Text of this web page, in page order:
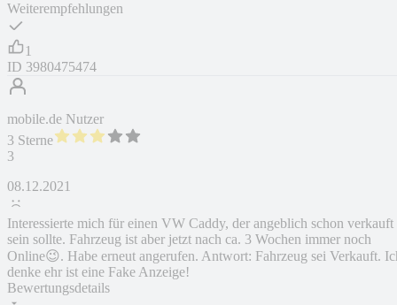
Weiterempfehlungen
1
ID 3980475474
mobile.de Nutzer
3 Sterne
3
08.12.2021
Interessierte mich für einen VW Caddy, der angeblich schon verkauft
sein sollte. Fahrzeug ist aber jetzt nach ca. 3 Wochen immer noch
Online😉. Habe erneut angerufen. Antwort: Fahrzeug sei Verkauft.
denke ehr ist eine Fake Anzeige!
Bewertungsdetails